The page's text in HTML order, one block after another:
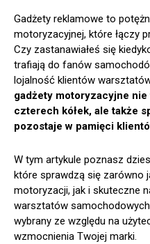
Gadżety reklamowe to
motoryzacyjnej, które łączy
Czy zastanawiałeś się
trafiają do fanów
lojalność klientów
gadżety motoryzacyjne
czterech kółek, ale także
pozostaje w pamięci
W tym artykule poznasz
które sprawdzą się zarówno
motoryzacji, jak i skuteczne
warsztatów
wybrany ze względu na
wzmocnienia Twojej marki.